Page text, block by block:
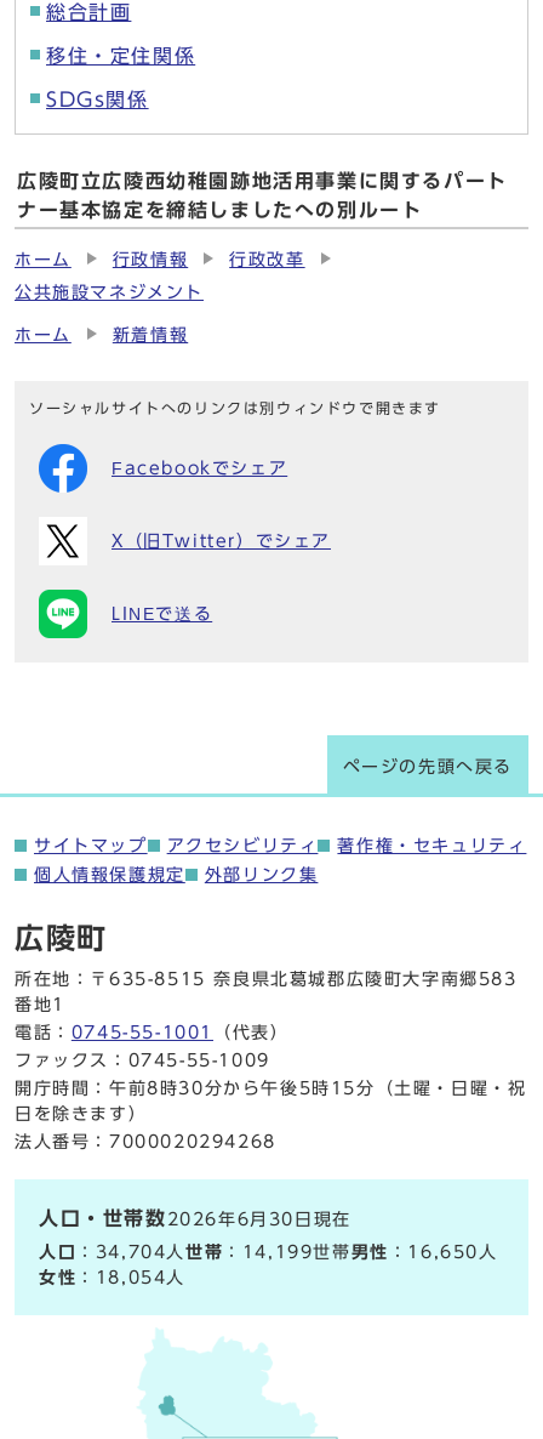
総合計画
移住・定住関係
SDGs関係
広陵町立広陵西幼稚園跡地活用事業に関するパート
ナー基本協定を締結しましたへの別ルート
ホーム 行政情報
行政改革
公共施設マネジメント
ホーム 新着情報
ソーシャルサイトへのリンクは別ウィンドウで開きます
Facebookでシェア
X（旧Twitter）でシェア
LINEで送る
ページの先頭へ戻る
サイトマップ アクセシビリティ
著作権・セキュリティ
個人情報保護規定
外部リンク集
広陵町
所在地：〒635-8515 奈良県北葛城郡広陵町大字南郷583
番地1
電話： 0745-55-1001
（代表）
ファックス：0745-55-1009
開庁時間：午前8時30分から午後5時15分（土曜・日曜・祝
日を除きます）
法人番号：7000020294268
人口・世帯数 2026年6月30日現在
人口
：34,704人世帯 ：14,199世帯男性 ：16,650人
女性 ：18,054人